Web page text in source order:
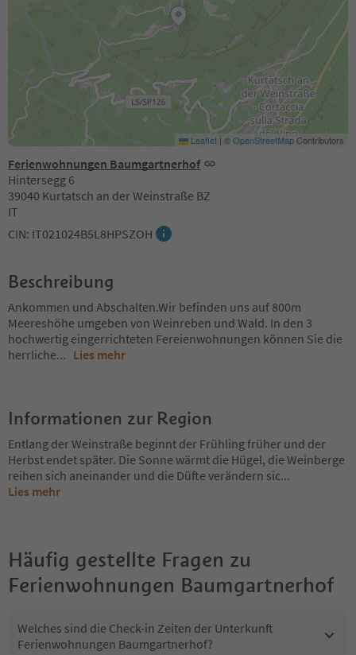
Ferienwohnungen Baumgartnerhof
Hintersegg 6
39040 Kurtatsch an der Weinstraße BZ
IT
CIN: IT021024B5L8HPSZOH
Leaflet | ©OpenStreetMapContributors
Beschreibung
Ankommen und Abschalten.Wir befinden uns auf 800m
Meereshöhe umgeben von Weinreben und Wald. In den 3
hochwertig eingerrichteten Fereienwohnungen können Sie die
herrliche... Lies mehr
Informationen zur Region
Entlang der Weinstraße beginnt der Frühling früher und der
Herbst endet später. Die Sonne wärmt die Hügel, die Weinberge
reihen sich aneinander und die Düfte verändern sic...
Lies mehr
Häufig gestellte Fragen zu
Ferienwohnungen Baumgartnerhof
Welches sind die Check-in Zeiten der Unterkunft
Ferienwohnungen Baumgartnerhof?